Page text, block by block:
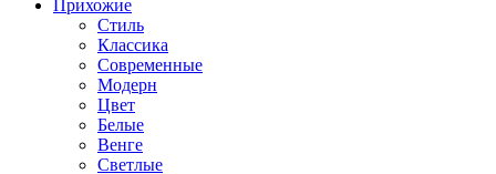
Прихожие
Стиль
Классика
Современные
Модерн
Цвет
Белые
Венге
Светлые